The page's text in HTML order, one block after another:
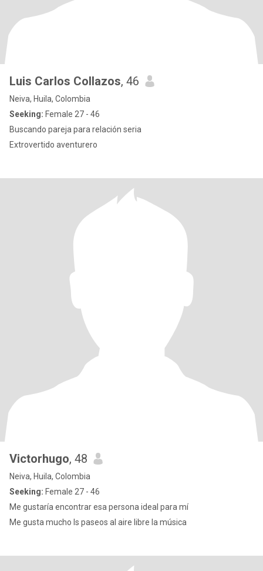
Luis Carlos Collazos, 46
Neiva, Huila, Colombia
Seeking: Female 27 - 46
Buscando pareja para relación seria
Extrovertido aventurero
Victorhugo, 48
Neiva, Huila, Colombia
Seeking: Female 27 - 46
Me gustaría encontrar esa persona ideal para mí
Me gusta mucho ls paseos al aire libre la música